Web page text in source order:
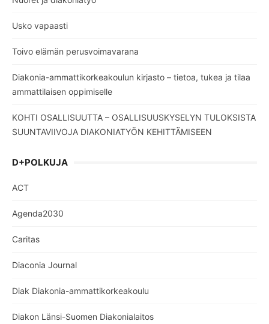
Usko vapaasti
Toivo elämän perusvoimavarana
Diakonia-ammattikorkeakoulun kirjasto – tietoa, tukea ja tilaa
ammattilaisen oppimiselle
KOHTI OSALLISUUTTA – OSALLISUUSKYSELYN TULOKSISTA
SUUNTAVIIVOJA DIAKONIATYÖN KEHITTÄMISEEN
D+POLKUJA
ACT
Agenda2030
Caritas
Diaconia Journal
Diak Diakonia-ammattikorkeakoulu
Diakon Länsi-Suomen Diakonialaitos